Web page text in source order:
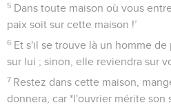
5 Dans toute maison où vous
paix soit sur cette maison !’
6 Et s'il se trouve là un homme
sur lui ; sinon, elle reviendra sur
7 Restez dans cette maison,
donnera, car *l'ouvrier mérite son